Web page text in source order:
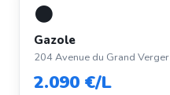
⚫
Gazole
204 Avenue du Grand Verger
2.090 €/L